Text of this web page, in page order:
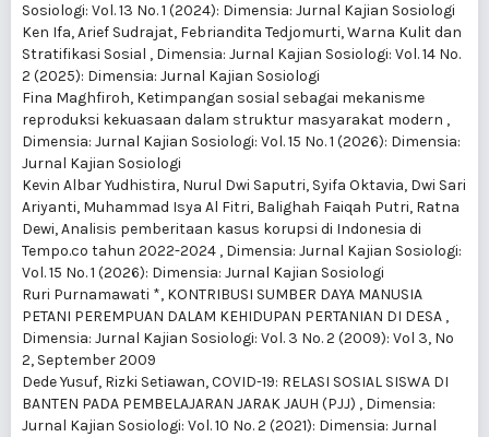
Sosiologi: Vol. 13 No. 1 (2024): Dimensia: Jurnal Kajian Sosiologi
Ken Ifa, Arief Sudrajat, Febriandita Tedjomurti,Warna Kulit dan
Stratifikasi Sosial , Dimensia: Jurnal Kajian Sosiologi: Vol. 14 No.
2 (2025): Dimensia: Jurnal Kajian Sosiologi
Fina Maghfiroh, Ketimpangan sosial sebagai mekanisme
reproduksi kekuasaan dalam struktur masyarakat modern ,
Dimensia: Jurnal Kajian Sosiologi: Vol. 15 No. 1 (2026): Dimensia:
Jurnal Kajian Sosiologi
Kevin Albar Yudhistira, Nurul Dwi Saputri, Syifa Oktavia, Dwi Sari
Ariyanti, Muhammad Isya Al Fitri, Balighah Faiqah Putri, Ratna
Dewi,Analisis pemberitaan kasus korupsi di Indonesia di
Tempo.co tahun 2022-2024 , Dimensia: Jurnal Kajian Sosiologi:
Vol. 15 No. 1 (2026): Dimensia: Jurnal Kajian Sosiologi
Ruri Purnamawati *, KONTRIBUSI SUMBER DAYA MANUSIA
PETANI PEREMPUAN DALAM KEHIDUPAN PERTANIAN DI DESA ,
Dimensia: Jurnal Kajian Sosiologi: Vol. 3 No. 2 (2009): Vol 3, No
2, September 2009
Dede Yusuf, Rizki Setiawan,COVID-19: RELASI SOSIAL SISWA DI
BANTEN PADA PEMBELAJARAN JARAK JAUH (PJJ) , Dimensia:
Jurnal Kajian Sosiologi: Vol. 10 No. 2 (2021): Dimensia: Jurnal